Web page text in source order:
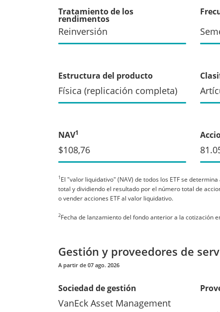
Tratamiento de los
rendimentos
Reinversión
Estructura del producto
Física (replicación completa)
NAV1
$108,76
1El "valor liquidativo" (NAV) de todos los ETF se
total y dividiendo el resultado por el número total de
o vender acciones ETF al valor liquidativo.
2Fecha de lanzamiento del fondo anterior a la cotización
Gestión y proveedores de
A partir de 07 ago. 2026
Sociedad de gestión
VanEck Asset Management